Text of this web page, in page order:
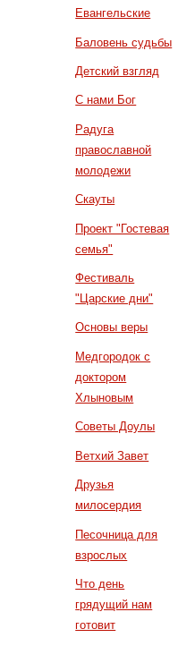
Евангельские
Баловень судьбы
Детский взгляд
С нами Бог
Радуга
православной
молодежи
Скауты
Проект "Гостевая
семья"
Фестиваль
"Царские дни"
Основы веры
Медгородок с
доктором
Хлыновым
Советы Доулы
Ветхий Завет
Друзья
милосердия
Песочница для
взрослых
Что день
грядущий нам
готовит